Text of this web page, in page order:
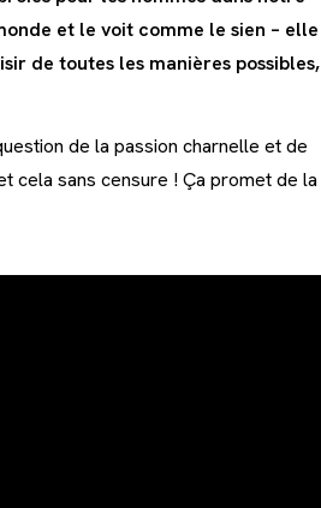
et le voit comme le sien – elle
de toutes les manières possibles,
de la passion charnelle et de
cela sans censure ! Ça promet de la